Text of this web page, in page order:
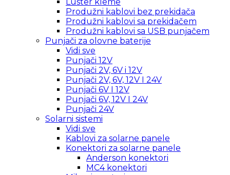
Produžni kablovi bez prekidača
Produžni kablovi sa prekidačem
Produžni kablovi sa USB punjačem
Punjači za olovne baterije
Vidi sve
Punjači 12V
Punjači 2V, 6V i 12V
Punjači 2V, 6V, 12V I 24V
Punjači 6V I 12V
Punjači 6V, 12V I 24V
Punjači 24V
Solarni sistemi
Vidi sve
Kablovi za solarne panele
Konektori za solarne panele
Anderson konektori
MC4 konektori